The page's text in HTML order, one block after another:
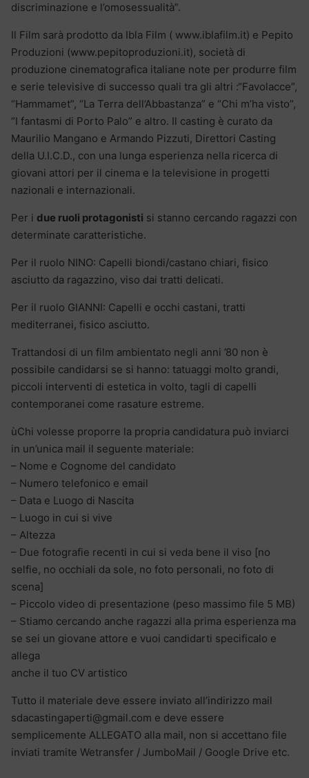
discriminazione e l’omosessualità”.
Il Film sarà prodotto da Ibla Film ( www.iblafilm.it) e Pepito
Produzioni (www.pepitoproduzioni.it), società di
produzione cinematografica italiane note per produrre film
e serie televisive di successo quali tra gli altri :“Favolacce”,
“Hammamet”, “La Terra dell’Abbastanza” e “Chi m’ha visto”,
“I fantasmi di Porto Palo” e altro. Il casting è curato da
Maurilio Mangano e Armando Pizzuti, Direttori Casting
della U.I.C.D., con una lunga esperienza nella ricerca di
giovani attori per il cinema e la televisione in progetti
nazionali e internazionali.
Per i due ruoli protagonisti si stanno cercando ragazzi con
determinate caratteristiche.
Per il ruolo NINO: Capelli biondi/castano chiari, fisico
asciutto da ragazzino, viso dai tratti delicati.
Per il ruolo GIANNI: Capelli e occhi castani, tratti
mediterranei, fisico asciutto.
Trattandosi di un film ambientato negli anni ’80 non è
possibile candidarsi se si hanno: tatuaggi molto grandi,
piccoli interventi di estetica in volto, tagli di capelli
contemporanei come rasature estreme.
ùChi volesse proporre la propria candidatura può inviarci
in un’unica mail il seguente materiale:
– Nome e Cognome del candidato
– Numero telefonico e email
– Data e Luogo di Nascita
– Luogo in cui si vive
– Altezza
– Due fotografie recenti in cui si veda bene il viso [no
selfie, no occhiali da sole, no foto personali, no foto di
scena]
– Piccolo video di presentazione (peso massimo file 5 MB)
– Stiamo cercando anche ragazzi alla prima esperienza ma
se sei un giovane attore e vuoi candidarti specificalo e
allega
anche il tuo CV artistico
Tutto il materiale deve essere inviato all’indirizzo mail
sdacastingaperti@gmail.com e deve essere
semplicemente ALLEGATO alla mail, non si accettano file
inviati tramite Wetransfer / JumboMail / Google Drive etc.